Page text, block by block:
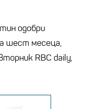
одобри
шест месеца,
RBC daily,